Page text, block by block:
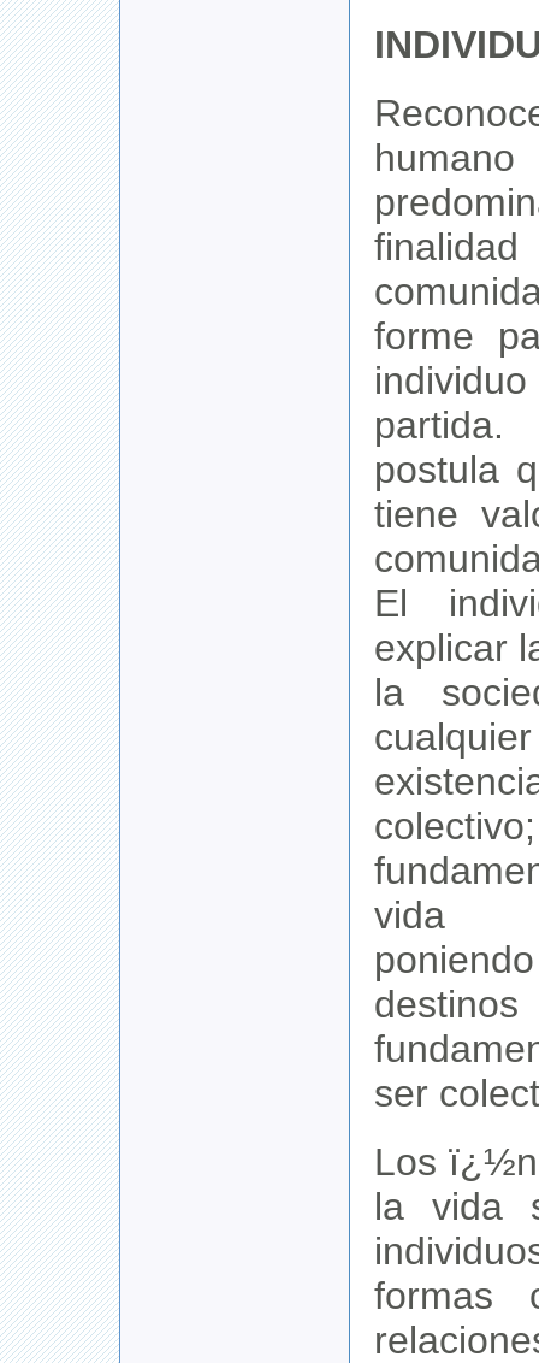
finalidad
forme
postula
tiene
El
explicar
la
vida
ser
Los
la vida
formas